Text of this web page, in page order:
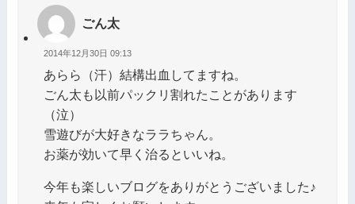
ごん太
2014年12月30日 09:13
あらら（汗）結構出血してますね。
ごん太も以前パックリ割れたことがあります
（泣）
雪遊びが大好きなララちゃん。
お薬が効いて早く治るといいね。
今年も楽しいブログをありがとうございました♪